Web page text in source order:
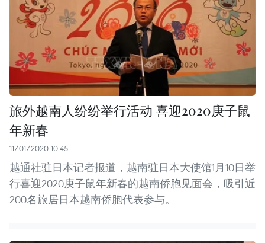
旅外越南人纷纷举行活动 喜迎2020庚子鼠
年新春
11/01/2020 10:45
越通社驻日本记者报道，越南驻日本大使馆1月10日举
行喜迎2020庚子鼠年新春的越南侨胞见面会，吸引近
200名旅居日本越南侨胞代表参与。